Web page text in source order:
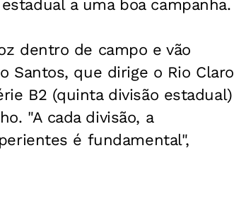
a uma boa campanha.
dentro de campo e vão
Santos, que dirige o Rio Claro
B2 (quinta divisão estadual)
"A cada divisão, a
é fundamental",